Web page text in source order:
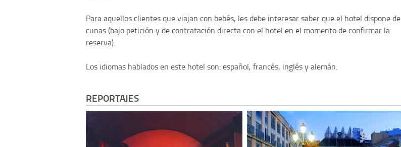
Para aquellos clientes que viajan con bebés, les debe interesar saber que el hotel dispone de
cunas (bajo petición y de contratación directa con el hotel en el momento de confirmar la
reserva).
Los idiomas hablados en este hotel son: español, francés, inglés y alemán.
REPORTAJES